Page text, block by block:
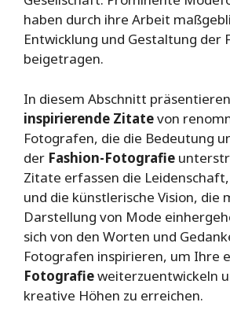
haben durch ihre Arbeit
Entwicklung und Gestaltung der
beigetragen.
In diesem Abschnitt
inspirierende Zitatevon
Fotografen, die die Bedeutung
der Fashion-Fotografie
Zitate erfassen die
und die künstlerische Vision, die
Darstellung von Mode
sich von den Worten und
Fotografen inspirieren, um Ihre
Fotografieweiterzuentwickeln
kreative Höhen zu erreichen.